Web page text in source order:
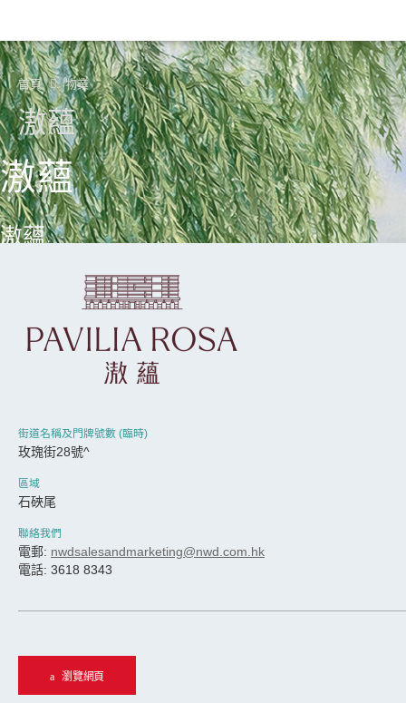
首頁 物業
滶蘊
滶蘊
滶蘊
A GARDEN CITY LEGACY
街道名稱及門牌號數 (臨時)
玫瑰街28號^
區域
石硤尾
聯絡我們
電郵: nwdsalesandmarketing@nwd.com.hk
電話: 3618 8343
瀏覽網頁